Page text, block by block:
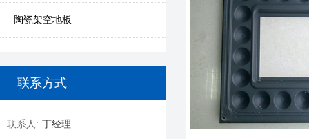
陶瓷架空地板
联系方式
联系人: 丁经理